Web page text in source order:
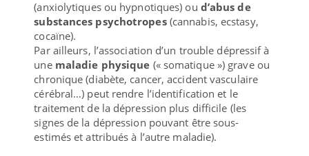
(anxiolytiques ou hypnotiques) ou d’abus de
substances psychotropes(cannabis, ecstasy,
cocaïne).
Par ailleurs, l’association d’un trouble dépressif à
une maladie physique (« somatique ») grave ou
chronique (diabète, cancer, accident vasculaire
cérébral…) peut rendre l’identification et le
traitement de la dépression plus difficile (les
signes de la dépression pouvant être sous-
estimés et attribués à l’autre maladie).